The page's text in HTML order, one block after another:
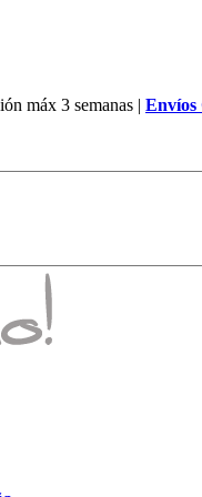
máx 3 semanas | Envíos